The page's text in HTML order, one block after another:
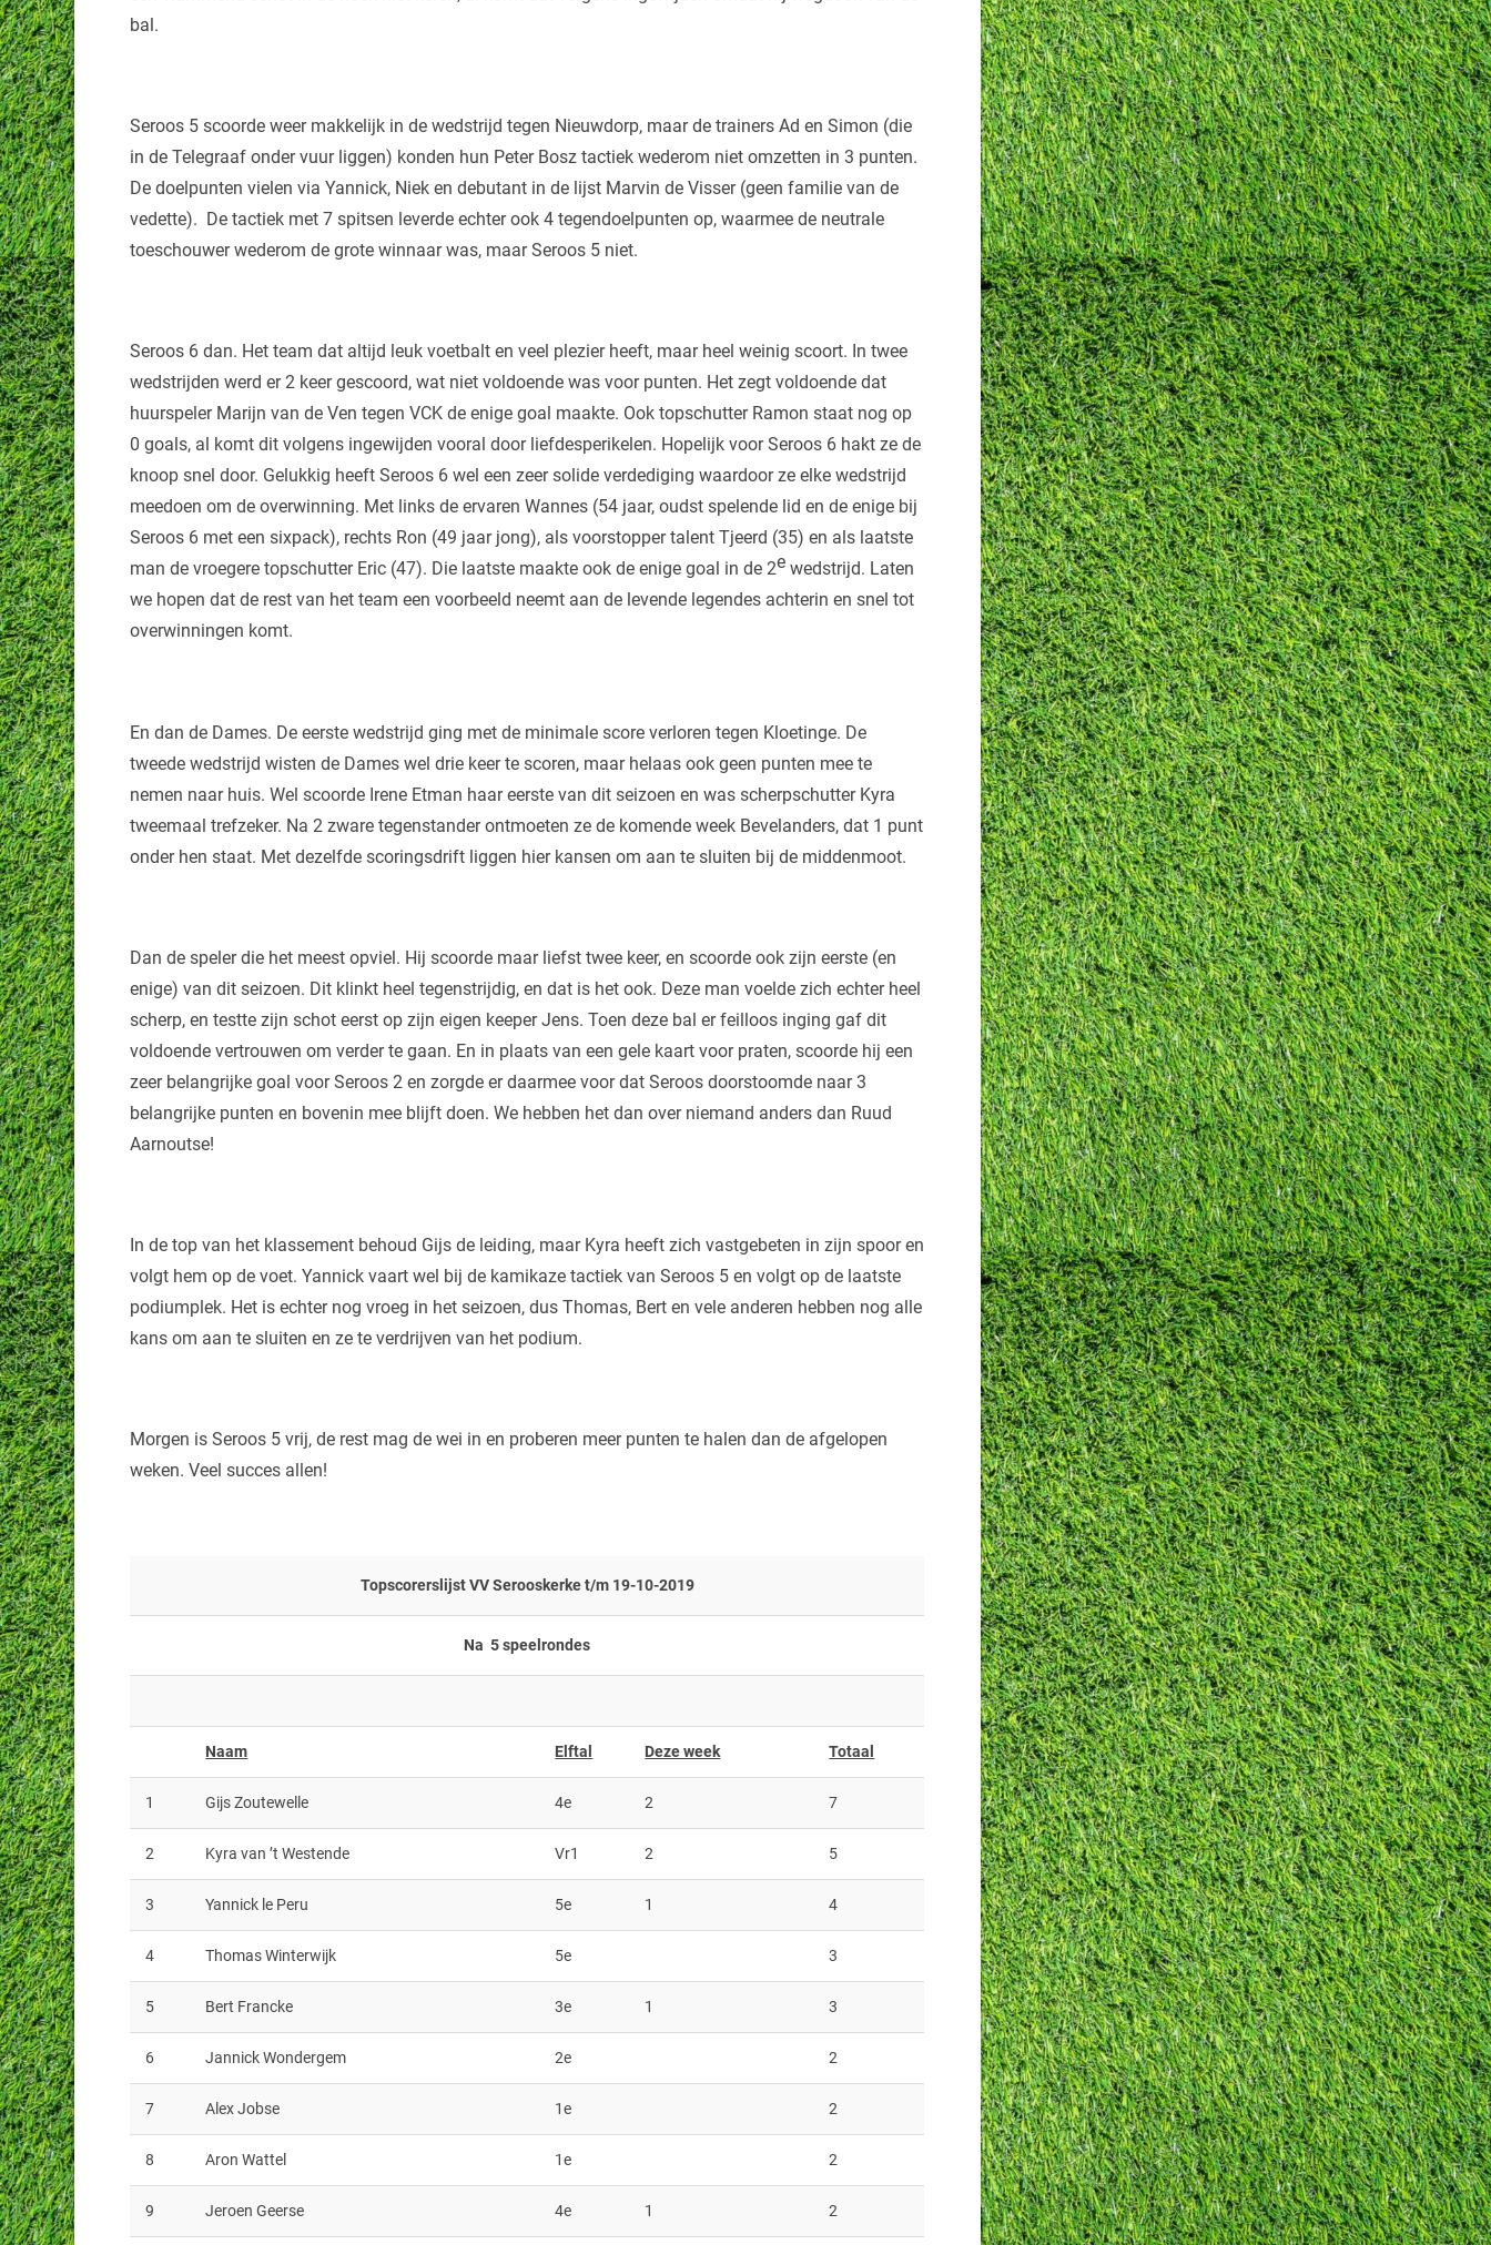
bal.
Seroos 5 scoorde weer makkelijk in de wedstrijd tegen Nieuwdorp, maar de trainers Ad en Simon (die
in de Telegraaf onder vuur liggen) konden hun Peter Bosz tactiek wederom niet omzetten in 3 punten.
De doelpunten vielen via Yannick, Niek en debutant in de lijst Marvin de Visser (geen familie van de
vedette). De tactiek met 7 spitsen leverde echter ook 4 tegendoelpunten op, waarmee de neutrale
toeschouwer wederom de grote winnaar was, maar Seroos 5 niet.
Seroos 6 dan. Het team dat altijd leuk voetbalt en veel plezier heeft, maar heel weinig scoort. In twee
wedstrijden werd er 2 keer gescoord, wat niet voldoende was voor punten. Het zegt voldoende dat
huurspeler Marijn van de Ven tegen VCK de enige goal maakte. Ook topschutter Ramon staat nog op
0 goals, al komt dit volgens ingewijden vooral door liefdesperikelen. Hopelijk voor Seroos 6 hakt ze de
knoop snel door. Gelukkig heeft Seroos 6 wel een zeer solide verdediging waardoor ze elke wedstrijd
meedoen om de overwinning. Met links de ervaren Wannes (54 jaar, oudst spelende lid en de enige bij
Seroos 6 met een sixpack), rechts Ron (49 jaar jong), als voorstopper talent Tjeerd (35) en als laatste
man de vroegere topschutter Eric (47). Die laatste maakte ook de enige goal in de 2e wedstrijd. Laten
we hopen dat de rest van het team een voorbeeld neemt aan de levende legendes achterin en snel tot
overwinningen komt.
En dan de Dames. De eerste wedstrijd ging met de minimale score verloren tegen Kloetinge. De
tweede wedstrijd wisten de Dames wel drie keer te scoren, maar helaas ook geen punten mee te
nemen naar huis. Wel scoorde Irene Etman haar eerste van dit seizoen en was scherpschutter Kyra
tweemaal trefzeker. Na 2 zware tegenstander ontmoeten ze de komende week Bevelanders, dat 1 punt
onder hen staat. Met dezelfde scoringsdrift liggen hier kansen om aan te sluiten bij de middenmoot.
Dan de speler die het meest opviel. Hij scoorde maar liefst twee keer, en scoorde ook zijn eerste (en
enige) van dit seizoen. Dit klinkt heel tegenstrijdig, en dat is het ook. Deze man voelde zich echter heel
scherp, en testte zijn schot eerst op zijn eigen keeper Jens. Toen deze bal er feilloos inging gaf dit
voldoende vertrouwen om verder te gaan. En in plaats van een gele kaart voor praten, scoorde hij een
zeer belangrijke goal voor Seroos 2 en zorgde er daarmee voor dat Seroos doorstoomde naar 3
belangrijke punten en bovenin mee blijft doen. We hebben het dan over niemand anders dan Ruud
Aarnoutse!
In de top van het klassement behoud Gijs de leiding, maar Kyra heeft zich vastgebeten in zijn spoor en
volgt hem op de voet. Yannick vaart wel bij de kamikaze tactiek van Seroos 5 en volgt op de laatste
podiumplek. Het is echter nog vroeg in het seizoen, dus Thomas, Bert en vele anderen hebben nog alle
kans om aan te sluiten en ze te verdrijven van het podium.
Morgen is Seroos 5 vrij, de rest mag de wei in en proberen meer punten te halen dan de afgelopen
weken. Veel succes allen!
Topscorerslijst VV Serooskerke t/m 19-10-2019
Na 5 speelrondes
Naam Elftal Deze week Totaal
1 Gijs Zoutewelle 4e 2 7
2 Kyra van ’t Westende Vr1 2 5
3 Yannick le Peru 5e 1 4
4 Thomas Winterwijk 5e 3
5 Bert Francke 3e 1 3
6 Jannick Wondergem 2e 2
7 Alex Jobse 1e 2
8 Aron Wattel 1e 2
9 Jeroen Geerse 4e 1 2